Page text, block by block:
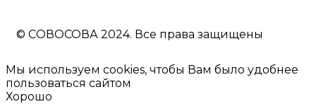
© CОВОСОВА 2024. Все права защищены
Мы используем cookies, чтобы Вам было удобнее
пользоваться сайтом
Хорошо